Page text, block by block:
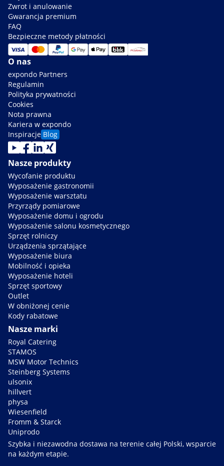
Zwrot i anulowanie
Gwarancja premium
FAQ
Bezpieczne metody płatności
O nas
expondo Partners
Regulamin
Polityka prywatności
Cookies
Nota prawna
Kariera w expondo
Inspiracje Blog
Nasze produkty
Wycofanie produktu
Wyposażenie gastronomii
Wyposażenie warsztatu
Przyrządy pomiarowe
Wyposażenie domu i ogrodu
Wyposażenie salonu kosmetycznego
Sprzęt rolniczy
Urządzenia sprzątające
Wyposażenie biura
Mobilność i opieka
Wyposażenie hoteli
Sprzęt sportowy
Outlet
W obniżonej cenie
Kody rabatowe
Nasze marki
Royal Catering
STAMOS
MSW Motor Technics
Steinberg Systems
ulsonix
hillvert
physa
Wiesenfield
Fromm & Starck
Uniprodo
Szybka i niezawodna dostawa na terenie całej Polski, wsparcie
na każdym etapie.